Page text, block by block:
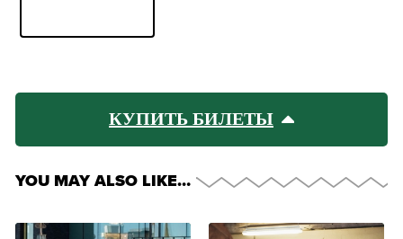
КУПИТЬ БИЛЕТЫ
YOU MAY ALSO LIKE…